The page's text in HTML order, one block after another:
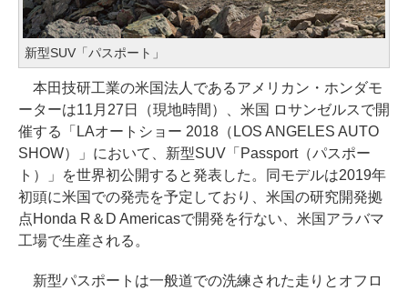
新型SUV「パスポート」
本田技研工業の米国法人であるアメリカン・ホンダモ
ーターは11月27日（現地時間）、米国 ロサンゼルスで開
催する「LAオートショー 2018（LOS ANGELES AUTO
SHOW）」において、新型SUV「Passport（パスポー
ト）」を世界初公開すると発表した。同モデルは2019年
初頭に米国での発売を予定しており、米国の研究開発拠
点Honda R＆D Americasで開発を行ない、米国アラバマ
工場で生産される。
新型パスポートは一般道での洗練された走りとオフロ